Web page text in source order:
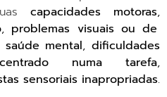
capacidades motoras,
, problemas visuais ou de
mental, dificuldades
numa tarefa,
sensoriais inapropriadas.